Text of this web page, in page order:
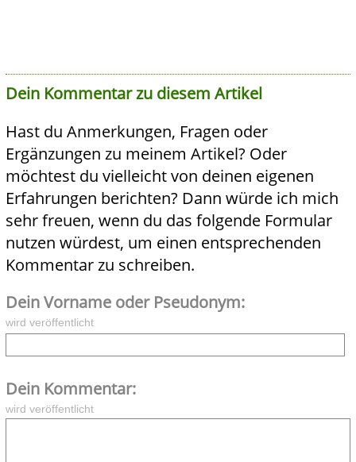
Dein Kommentar zu diesem Artikel
Hast du Anmerkungen, Fragen oder
Ergänzungen zu meinem Artikel? Oder
möchtest du vielleicht von deinen eigenen
Erfahrungen berichten? Dann würde ich mich
sehr freuen, wenn du das folgende Formular
nutzen würdest, um einen entsprechenden
Kommentar zu schreiben.
Dein Vorname oder Pseudonym:
wird veröffentlicht
Dein Kommentar:
wird veröffentlicht